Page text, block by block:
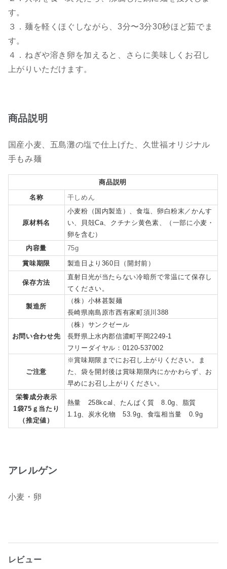
す。
３．麺を軽くほぐしながら、3分〜3分30秒ほど茹でま
す。
４．ねぎや溶き卵を加えると、さらに美味しくお召し
上がりいただけます。
商品説明
国産小麦、五島灘の塩で仕上げた、久世福オリジナル
手もみ麺
商品説明
名称
干しめん
原材料名
小麦粉（国内製造）、食塩、卵白粉末／かんす
い、貝殻Ca、クチナシ黄色素、（一部に小麦・
卵を含む）
内容量
75g
賞味期限
製造日より360日（開封前）
保存方法
直射日光が当たらない冷暗所で常温にて保存し
てください。
製造所
（株）小林甚製麺
長崎県南島原市西有家町須川388
お問い合わせ先
（株）サンクゼール
長野県上水内郡信濃町平岡2249-1
フリーダイヤル：0120-537002
ご注意
※賞味期限までにお召し上がりください。ま
た、袋を開封後は賞味期限内にかかわらず、お
早めにお召し上がりください。
栄養成分表示
1袋75ｇ当たり
（推定値）
熱量 258kcal、たんぱく質 8.0g、脂質
1.1g、炭水化物 53.9g、食塩相当量 0.9g
アレルゲン
小麦・卵
レビュー